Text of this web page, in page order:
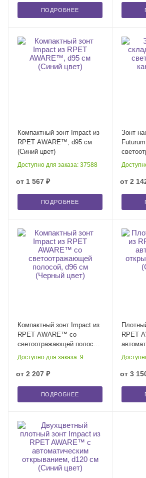
ПОДРОБНЕЕ
Компактный зонт Impact из
RPET AWARE™, d95 см
(Синий цвет)
Доступно для заказа: 37588
от 1 567 ₽
ПОДРОБНЕЕ
Зонт
черный
от 2
Компактный зонт Impact из
RPET AWARE™ со
светоотражающей полосой,
d96 см (Черный цвет)
Доступно для заказа: 9
от 2 207 ₽
ПОДРОБНЕЕ
RPET
(Синий
от 3